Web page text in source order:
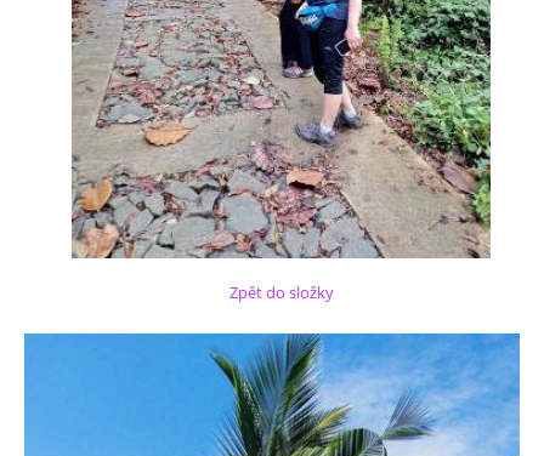
Zpět do složky